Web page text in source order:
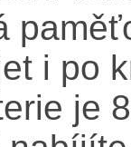
i po
je